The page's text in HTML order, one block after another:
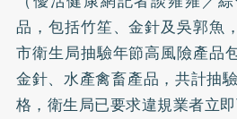
品，包括竹笙、金針及吳郭魚
市衛生局抽驗年節高風險產品
金針、水產禽畜產品，共計抽
格，衛生局已要求違規業者立即